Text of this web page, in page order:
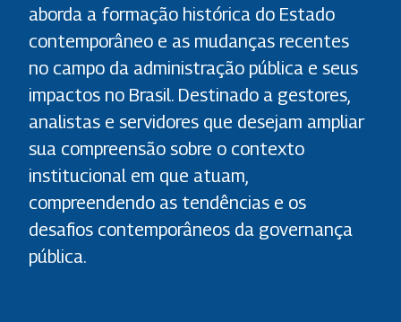
aborda a formação histórica do Estado
contemporâneo e as mudanças recentes
no campo da administração pública e seus
impactos no Brasil. Destinado a gestores,
analistas e servidores que desejam ampliar
sua compreensão sobre o contexto
institucional em que atuam,
compreendendo as tendências e os
desafios contemporâneos da governança
pública.